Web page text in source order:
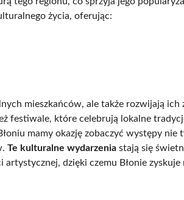
życia, oferując:
mieszkańców, ale także rozwijają ich
festiwale, które celebrują lokalne
mamy okazję zobaczyć występy
Te kulturalne wydarzenia stają się
dzięki czemu Błonie zyskuje